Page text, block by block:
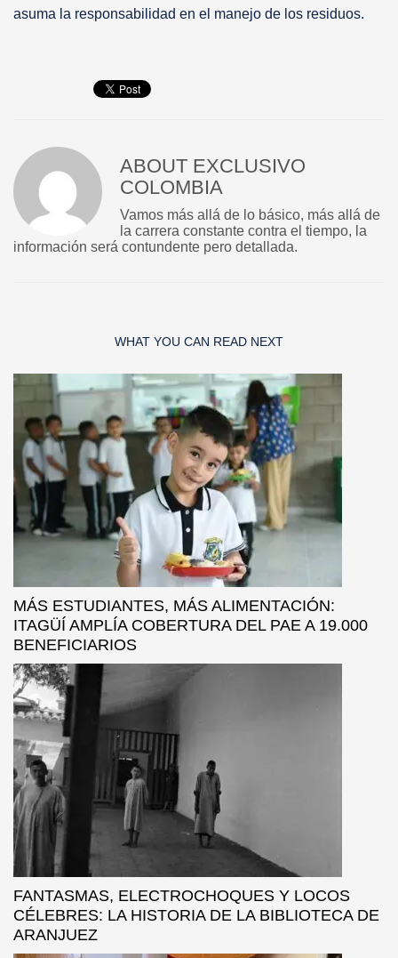
asuma la responsabilidad en el manejo de los residuos.
ABOUT EXCLUSIVO
COLOMBIA
Vamos más allá de lo básico, más allá de
la carrera constante contra el tiempo, la
información será contundente pero detallada.
WHAT YOU CAN READ NEXT
MÁS ESTUDIANTES, MÁS ALIMENTACIÓN:
ITAGÜÍ AMPLÍA COBERTURA DEL PAE A 19.000
BENEFICIARIOS
FANTASMAS, ELECTROCHOQUES Y LOCOS
CÉLEBRES: LA HISTORIA DE LA BIBLIOTECA DE
ARANJUEZ